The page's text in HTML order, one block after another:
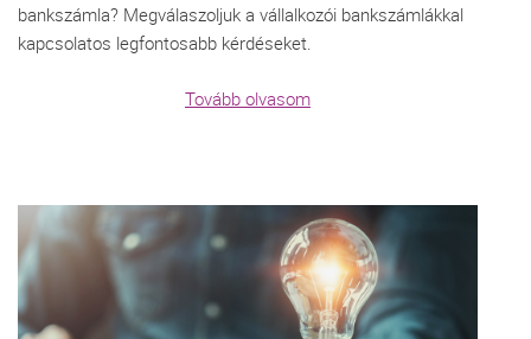
bankszámla? Megválaszoljuk a vállalkozói bankszámlákkal
kapcsolatos legfontosabb kérdéseket.
Tovább olvasom